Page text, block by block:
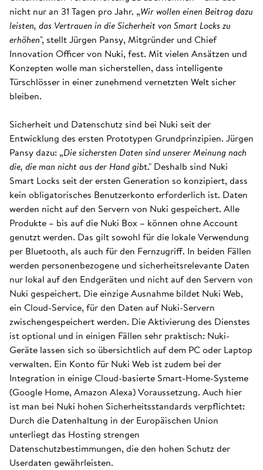
nicht nur an 31 Tagen pro Jahr. „Wir wollen einen Beitrag dazu
leisten, das Vertrauen in die Sicherheit von Smart Locks zu
erhöhen", stellt Jürgen Pansy, Mitgründer und Chief
Innovation Officer von Nuki, fest. Mit vielen Ansätzen und
Konzepten wolle man sicherstellen, dass intelligente
Türschlösser in einer zunehmend vernetzten Welt sicher
bleiben.
Sicherheit und Datenschutz sind bei Nuki seit der
Entwicklung des ersten Prototypen Grundprinzipien. Jürgen
Pansy dazu: „Die sichersten Daten sind unserer Meinung nach
die, die man nicht aus der Hand gibt." Deshalb sind Nuki
Smart Locks seit der ersten Generation so konzipiert, dass
kein obligatorisches Benutzerkonto erforderlich ist. Daten
werden nicht auf den Servern von Nuki gespeichert. Alle
Produkte – bis auf die Nuki Box – können ohne Account
genutzt werden. Das gilt sowohl für die lokale Verwendung
per Bluetooth, als auch für den Fernzugriff. In beiden Fällen
werden personenbezogene und sicherheitsrelevante Daten
nur lokal auf den Endgeräten und nicht auf den Servern von
Nuki gespeichert. Die einzige Ausnahme bildet Nuki Web,
ein Cloud-Service, für den Daten auf Nuki-Servern
zwischengespeichert werden. Die Aktivierung des Dienstes
ist optional und in einigen Fällen sehr praktisch: Nuki-
Geräte lassen sich so übersichtlich auf dem PC oder Laptop
verwalten. Ein Konto für Nuki Web ist zudem bei der
Integration in einige Cloud-basierte Smart-Home-Systeme
(Google Home, Amazon Alexa) Voraussetzung. Auch hier
ist man bei Nuki hohen Sicherheitsstandards verpflichtet:
Durch die Datenhaltung in der Europäischen Union
unterliegt das Hosting strengen
Datenschutzbestimmungen, die den hohen Schutz der
Userdaten gewährleisten.